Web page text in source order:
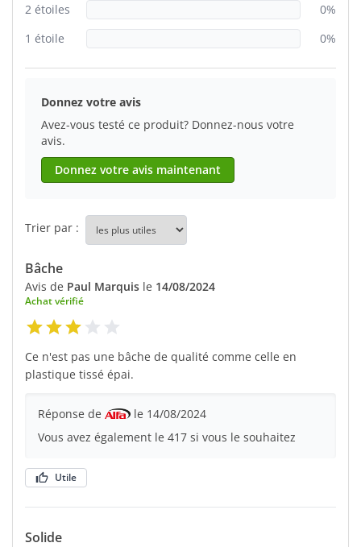
2 étoiles
0%
1 étoile
0%
Donnez votre avis
Avez-vous testé ce produit? Donnez-nous votre
avis.
Donnez votre avis maintenant
Trier par :
Bâche
Avis de Paul Marquis le 14/08/2024
Achat vérifié
Ce n'est pas une bâche de qualité comme celle en
plastique tissé épai.
Réponse de
le 14/08/2024
Vous avez également le 417 si vous le souhaitez
Utile
Solide